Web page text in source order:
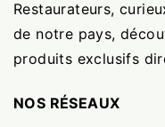
Restaurateurs,
de notre pays,
produits exclusifs
NOS RÉSEAUX